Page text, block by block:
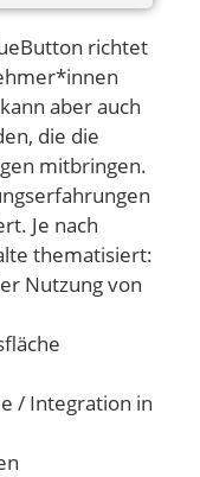
richtet
aber auch
die die
mitbringen.
Je nach
thematisiert:
Nutzung von
/ Integration in